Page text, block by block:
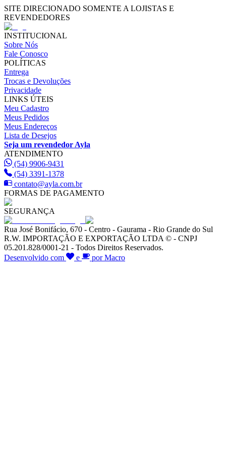
SITE DIRECIONADO SOMENTE A LOJISTAS E
REVENDEDORES
INSTITUCIONAL
Sobre Nós
Fale Conosco
POLÍTICAS
Entrega
Trocas e Devoluções
Privacidade
LINKS ÚTEIS
Meu Cadastro
Meus Pedidos
Meus Endereços
Lista de Desejos
Seja um revendedor Ayla
ATENDIMENTO
(54) 9906-9431
(54) 3391-1378
contato@ayla.com.br
FORMAS DE PAGAMENTO
SEGURANÇA
Rua José Bonifácio, 670 - Centro - Gaurama - Rio Grande do Sul
R.W. IMPORTAÇÃO E EXPORTAÇÃO LTDA © - CNPJ
05.201.828/0001-21 - Todos Direitos Reservados.
Desenvolvido com
e por Macro